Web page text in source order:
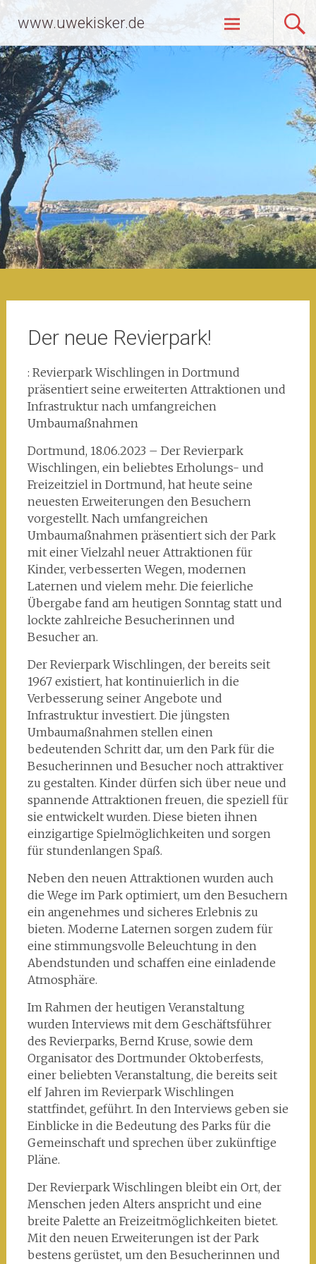
Inhalt
springen
www.uwekisker.de
Der neue Revierpark!
: Revierpark Wischlingen in Dortmund
präsentiert seine erweiterten Attraktionen und
Infrastruktur nach umfangreichen
Umbaumaßnahmen
Dortmund, 18.06.2023 – Der Revierpark
Wischlingen, ein beliebtes Erholungs- und
Freizeitziel in Dortmund, hat heute seine
neuesten Erweiterungen den Besuchern
vorgestellt. Nach umfangreichen
Umbaumaßnahmen präsentiert sich der Park
mit einer Vielzahl neuer Attraktionen für
Kinder, verbesserten Wegen, modernen
Laternen und vielem mehr. Die feierliche
Übergabe fand am heutigen Sonntag statt und
lockte zahlreiche Besucherinnen und
Besucher an.
Der Revierpark Wischlingen, der bereits seit
1967 existiert, hat kontinuierlich in die
Verbesserung seiner Angebote und
Infrastruktur investiert. Die jüngsten
Umbaumaßnahmen stellen einen
bedeutenden Schritt dar, um den Park für die
Besucherinnen und Besucher noch attraktiver
zu gestalten. Kinder dürfen sich über neue und
spannende Attraktionen freuen, die speziell für
sie entwickelt wurden. Diese bieten ihnen
einzigartige Spielmöglichkeiten und sorgen
für stundenlangen Spaß.
Neben den neuen Attraktionen wurden auch
die Wege im Park optimiert, um den Besuchern
ein angenehmes und sicheres Erlebnis zu
bieten. Moderne Laternen sorgen zudem für
eine stimmungsvolle Beleuchtung in den
Abendstunden und schaffen eine einladende
Atmosphäre.
Im Rahmen der heutigen Veranstaltung
wurden Interviews mit dem Geschäftsführer
des Revierparks, Bernd Kruse, sowie dem
Organisator des Dortmunder Oktoberfests,
einer beliebten Veranstaltung, die bereits seit
elf Jahren im Revierpark Wischlingen
stattfindet, geführt. In den Interviews geben sie
Einblicke in die Bedeutung des Parks für die
Gemeinschaft und sprechen über zukünftige
Pläne.
Der Revierpark Wischlingen bleibt ein Ort, der
Menschen jeden Alters anspricht und eine
breite Palette an Freizeitmöglichkeiten bietet.
Mit den neuen Erweiterungen ist der Park
bestens gerüstet, um den Besucherinnen und